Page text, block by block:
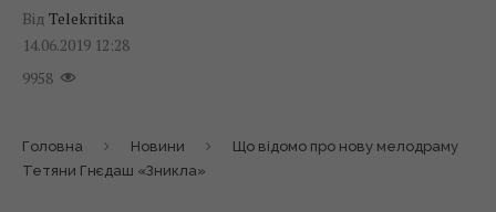
Від Telekritika
14.06.2019 12:28
9958
Головна Новини
Що відомо про нову мелодраму
Тетяни Гнєдаш «Зникла»